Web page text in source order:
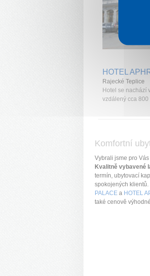
HOTEL
Rajecké Teplice
Hotel se nachází
vzdálený cca
Komfortní
Vybrali jsme pro
Kvalitně vybavené
termín, ubytovací
spokojených
PALACE a HOTEL
také cenově